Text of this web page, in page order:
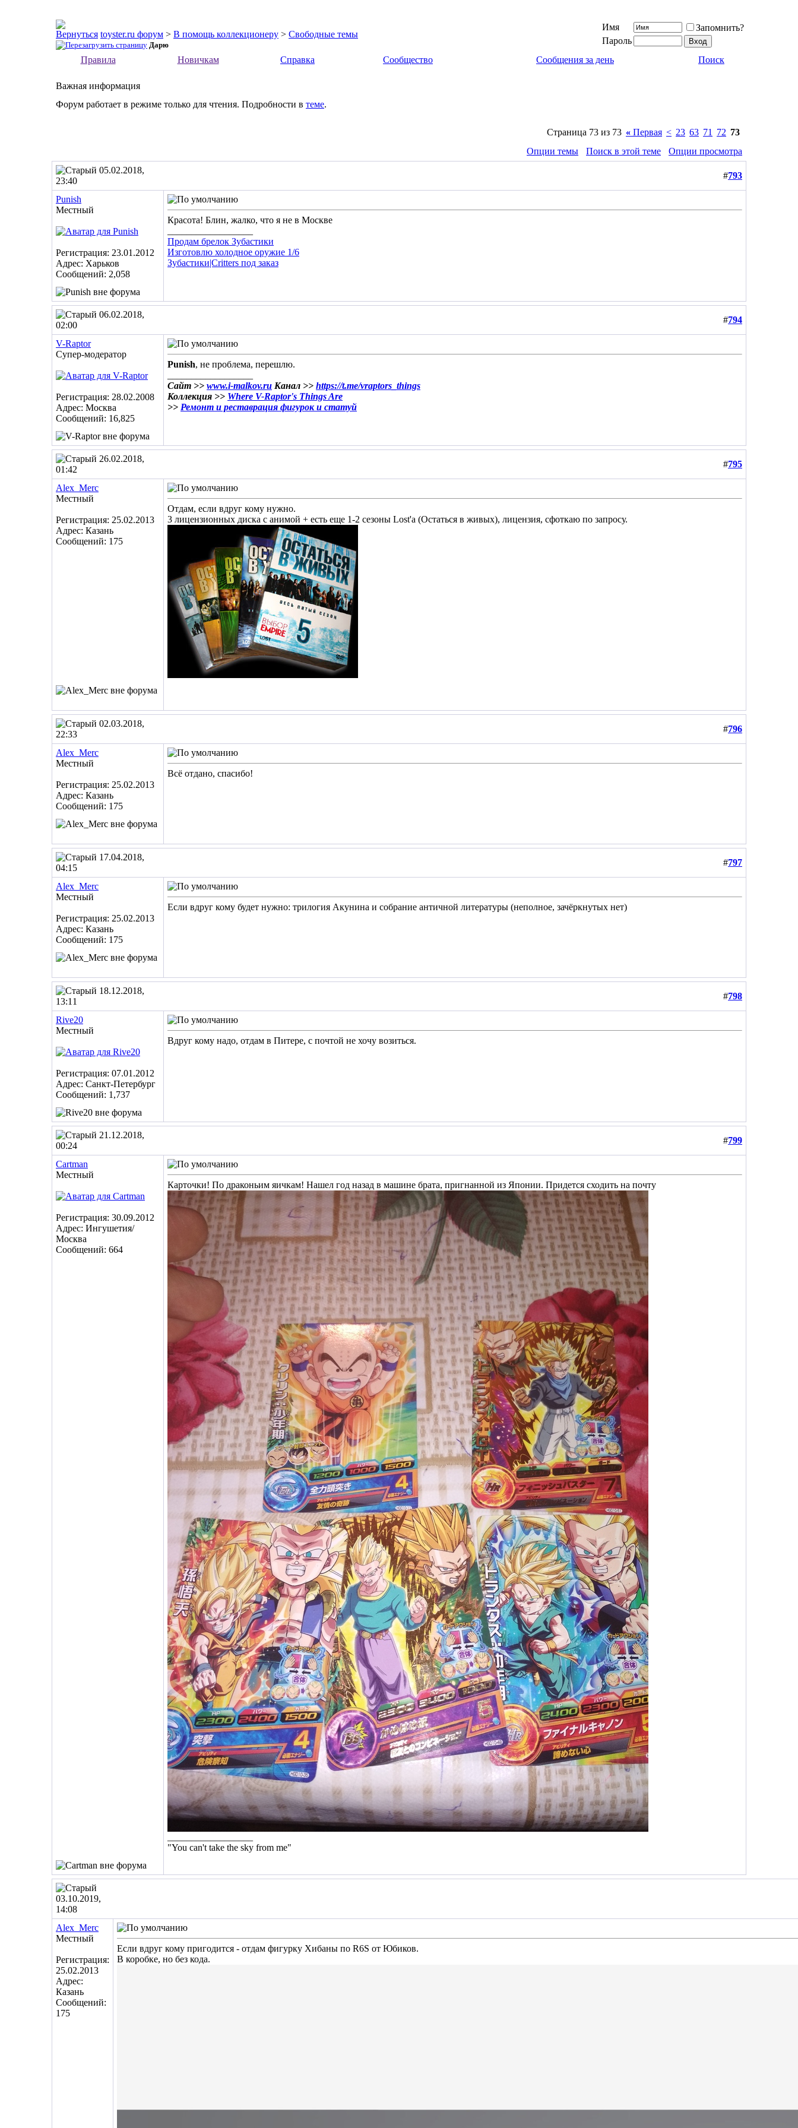
toyster.ru форум > В помощь коллекционеру > Свободные темы
Дарю
Имя
Запомнить?
Пароль
Правила
Новичкам Справка Сообщество Сообщения за день Поиск
Важная информация
Форум работает в режиме только для чтения. Подробности в теме.
Страница 73 из 73 « Первая < 23 63 71 72 73
Опции темы
Поиск в этой теме
Опции просмотра
05.02.2018,
23:40
#793
Punish
Местный
Регистрация: 23.01.2012
Адрес: Харьков
Сообщений: 2,058
Красота! Блин, жалко, что я не в Москве
Продам брелок Зубастики
Изготовлю холодное оружие 1/6
Зубастики|Critters под заказ
06.02.2018,
02:00
#794
V-Raptor
Супер-модератор
Регистрация: 28.02.2008
Адрес: Москва
Сообщений: 16,825
Punish, не проблема, перешлю.
Сайт >> www.i-malkov.ru Канал >> https://t.me/vraptors_things
Коллекция >> Where V-Raptor's Things Are
>> Ремонт и реставрация фигурок и статуй
26.02.2018,
01:42
#795
Alex_Merc
Местный
Регистрация: 25.02.2013
Адрес: Казань
Сообщений: 175
Отдам, если вдруг кому нужно.
3 лицензионных диска с анимой + есть еще 1-2 сезоны Lost'а (Остаться в живых), лицензия, сфоткаю по запросу.
02.03.2018,
22:33
#796
Alex_Merc
Местный
Регистрация: 25.02.2013
Адрес: Казань
Сообщений: 175
Всё отдано, спасибо!
17.04.2018,
04:15
#797
Alex_Merc
Местный
Регистрация: 25.02.2013
Адрес: Казань
Сообщений: 175
Если вдруг кому будет нужно: трилогия Акунина и собрание античной литературы (неполное, зачёркнутых нет)
18.12.2018,
13:11
#798
Rive20
Местный
Регистрация: 07.01.2012
Адрес: Санкт-Петербург
Сообщений: 1,737
Вдруг кому надо, отдам в Питере, с почтой не хочу возиться.
21.12.2018,
00:24
#799
Cartman
Местный
Регистрация: 30.09.2012
Адрес: Ингушетия/
Москва
Сообщений: 664
Карточки! По драконьим яичкам! Нашел год назад в машине брата, пригнанной из Японии. Придется сходить на почту
"You can't take the sky from me"
03.10.2019,
14:08
Alex_Merc
Местный
Регистрация:
25.02.2013
Адрес:
Казань
Сообщений:
175
Если вдруг кому пригодится - отдам фигурку Хибаны по R6S от Юбиков.
В коробке, но без кода.